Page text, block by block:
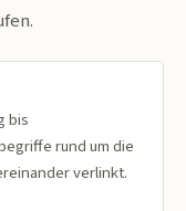
bis
rund um die
verlinkt.